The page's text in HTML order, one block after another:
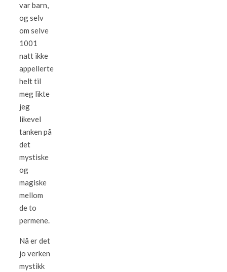
var barn,
og selv
om selve
1001
natt ikke
appellerte
helt til
meg likte
jeg
likevel
tanken på
det
mystiske
og
magiske
mellom
de to
permene.
Nå er det
jo verken
mystikk